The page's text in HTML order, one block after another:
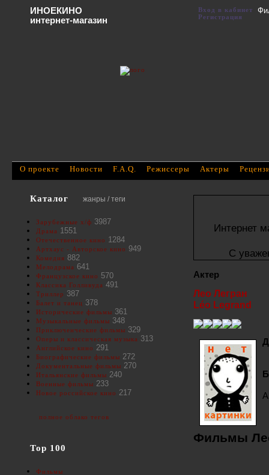
Интернет
С
Актер
Лео Легран
Léo Legrand
Фильмы
Каталог жанры / теги
Зарубежные х/ф 3987
Драма 1551
Отечественное кино 1284
Артхаус - Авторское кино 949
Комедия 882
Мелодрама 641
Французское кино 570
Классика Голливуда 491
Триллер 387
Балет и танец 378
Исторические фильмы 361
Музыкальные фильмы 348
Приключенческие фильмы 329
Оперы и классическая музыка 313
Английское кино 291
Биографические фильмы 272
Документальные фильмы 270
Итальянские фильмы 240
Военные фильмы 233
Новое российское кино 217
полное облако тегов
Top 100
Фильмы
О проекте Новости F.A.Q. Режиссеры Актеры
ИНОЕКИНО
интернет-магазин
Вход в кабинет
Регистрация